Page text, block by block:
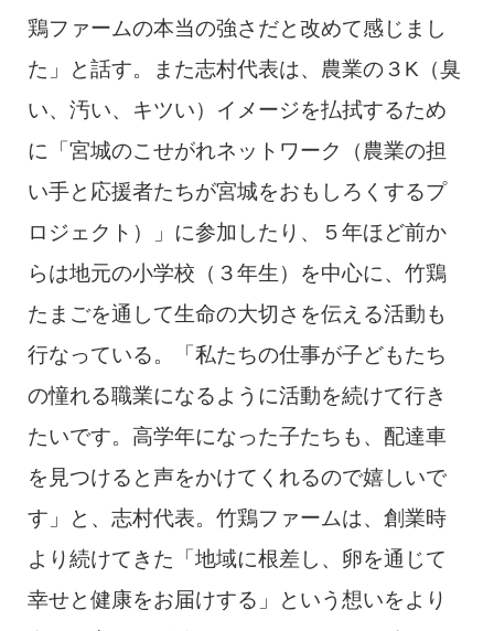
鶏ファームの本当の強さだと改めて感じまし
た」と話す。また志村代表は、農業の３K（臭
い、汚い、キツい）イメージを払拭するため
に「宮城のこせがれネットワーク（農業の担
い手と応援者たちが宮城をおもしろくするプ
ロジェクト）」に参加したり、５年ほど前か
らは地元の小学校（３年生）を中心に、竹鶏
たまごを通して生命の大切さを伝える活動も
行なっている。「私たちの仕事が子どもたち
の憧れる職業になるように活動を続けて行き
たいです。高学年になった子たちも、配達車
を見つけると声をかけてくれるので嬉しいで
す」と、志村代表。竹鶏ファームは、創業時
より続けてきた「地域に根差し、卵を通じて
幸せと健康をお届けする」という想いをより